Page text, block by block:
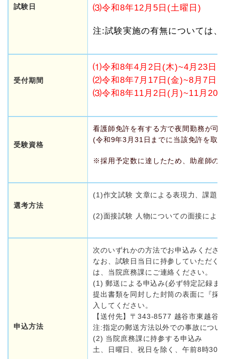
試験日
⑶令和8年12月5日(土曜日)
注:試験実施の有無については
受付期間
⑴令和8年4月2日(木)~4月23日(
⑵令和8年7月17日(金)~8月7日(
⑶令和8年11月2日(月)~11月20
受験資格
看護師免許を有する方で夜間勤務が可
(令和9年3月31日までに当該免許を取
※採用予定数に達したため、助産師の
選考方法
(1)作文試験 文章による表現力、課題
(2)面接試験 人物についての面接によ
申込方法
次のいずれかの方法でお申込みくださ
なお、試験日当日に持参していただく
は、当院庶務課にご連絡ください。
(1) 郵送による申込み(必ず特定記録ま
提出書類を同封した封筒の表面に『採
入してください。
【送付先】〒343-8577 越谷市東越谷
注:指定の郵送方法以外での事故につ
(2) 当院庶務課に持参する申込み
土、日曜日、祝日を除く、午前8時30